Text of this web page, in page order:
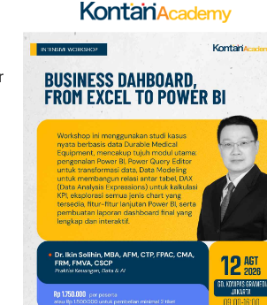
Promo Alfamart Murah
Banget 7–13 Agustus
2026, Sunlight hingga
Bebelac Diskon
9
Promo JSM Superindo
7–9 Agustus 2026,
Minyak Goreng Rp37.900
hingga Buah Diskon 50%
10 Promo JSM Alfamart 7–
9 Agustus 2026, Minyak
Goreng 2 Liter Mulai
Rp41.500